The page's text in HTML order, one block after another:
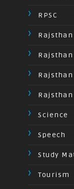
RPSC
Rajsthan
Rajsthan
Rajsthan
Science
Speech
Study
Tourism